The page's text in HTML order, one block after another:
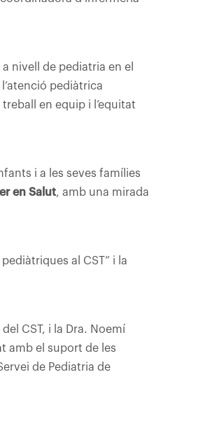
nivell de pediatria en el
pediàtrica
en equip i l’equitat
i a les seves famílies
en Salut, amb una mirada
al CST” i la
CST, i la Dra. Noemí
amb el suport de les
de Pediatria de